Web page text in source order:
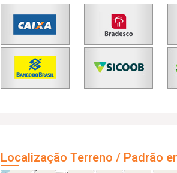
Localização Terreno / Padrão